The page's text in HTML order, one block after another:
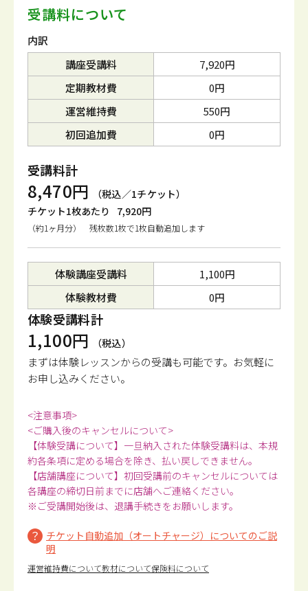
受講料について
内訳
講座受講料
7,920円
定期教材費
0円
運営維持費
550円
初回追加費
0円
受講料計
8,470円
（税込／1チケット）
チケット1枚あたり
7,920円
（約1ヶ月分） 残枚数1枚で1枚自動追加します
体験講座受講料
1,100円
体験教材費
0円
体験受講料計
1,100円 （税込）
まずは体験レッスンからの受講も可能です。 お気軽に
お申し込みください。
<注意事項>
<ご購入後のキャンセルについて>
【体験受講について】一旦納入された体験受講料は、本規
約各条項に定める場合を除き、払い戻しできません。
【店舗講座について】初回受講前のキャンセルについては
各講座の締切日前までに店舗へご連絡ください。
※ご受講開始後は、退講手続きをお願いします。
チケット自動追加（オートチャージ）についてのご説
明
運営維持費について教材について保険料について